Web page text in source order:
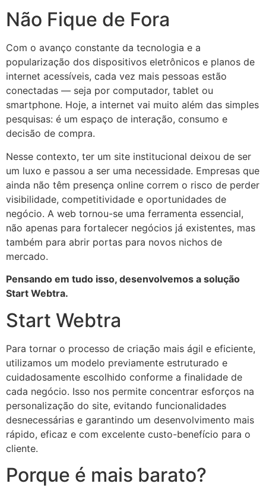
Não Fique de Fora
Com o avanço constante da tecnologia e a
popularização dos dispositivos eletrônicos e planos de
internet acessíveis, cada vez mais pessoas estão
conectadas — seja por computador, tablet ou
smartphone. Hoje, a internet vai muito além das simples
pesquisas: é um espaço de interação, consumo e
decisão de compra.
Nesse contexto, ter um site institucional deixou de ser
um luxo e passou a ser uma necessidade. Empresas que
ainda não têm presença online correm o risco de perder
visibilidade, competitividade e oportunidades de
negócio. A web tornou-se uma ferramenta essencial,
não apenas para fortalecer negócios já existentes, mas
também para abrir portas para novos nichos de
mercado.
Pensando em tudo isso, desenvolvemos a solução
Start Webtra.
Start Webtra
Para tornar o processo de criação mais ágil e eficiente,
utilizamos um modelo previamente estruturado e
cuidadosamente escolhido conforme a finalidade de
cada negócio. Isso nos permite concentrar esforços na
personalização do site, evitando funcionalidades
desnecessárias e garantindo um desenvolvimento mais
rápido, eficaz e com excelente custo-benefício para o
cliente.
Porque é mais barato?